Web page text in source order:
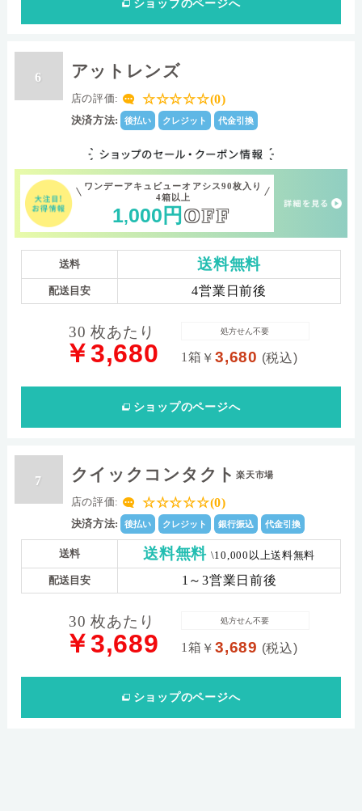
ショップのページへ
6 アットレンズ
店の評価: ☆☆☆☆☆(0)
決済方法: 後払い クレジット 代金引換
ワンデーアキュビューオアシス90枚入り
4箱以上
1,000 円 OFF
送料 送料無料
配送目安 4営業日前後
30 枚あたり
￥3,680 1箱 ￥3,680 (税込)
処方せん不要
ショップのページへ
7 クイックコンタクト楽天市場
店の評価: ☆☆☆☆☆(0)
決済方法: 後払い クレジット 銀行振込 代金引換
送料 送料無料 \10,000以上送料無料
配送目安 1～3営業日前後
30 枚あたり
￥3,689 1箱 ￥3,689 (税込)
処方せん不要
ショップのページへ